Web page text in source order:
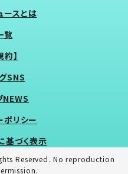
ースとは
覧
約】
SNS
NEWS
ポリシー
基づく表示
Reserved. No reproduction